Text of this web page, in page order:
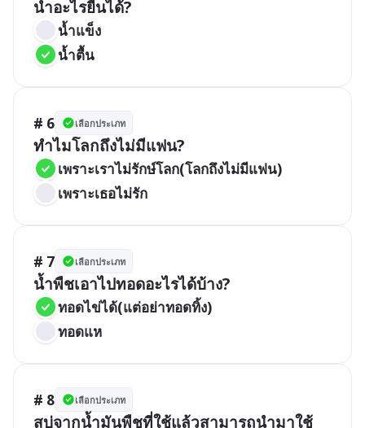
น้ำอะไรยืนได้?
น้ำแข็ง
น้ำตื้น
# 6 เลือกประเภท
ทำไมโลกถึงไม่มีแฟน?
เพราะเราไม่รักษ์โลก(โลกถึงไม่มีแฟน)
เพราะเธอไม่รัก
# 7 เลือกประเภท
น้ำพืชเอาไปทอดอะไรได้บ้าง?
ทอดไข่ได้(แต่อย่าทอดทิ้ง)
ทอดแห
# 8 เลือกประเภท
สบู่จากน้ำมันพืชที่ใช้แล้วสามารถนำมาใช้